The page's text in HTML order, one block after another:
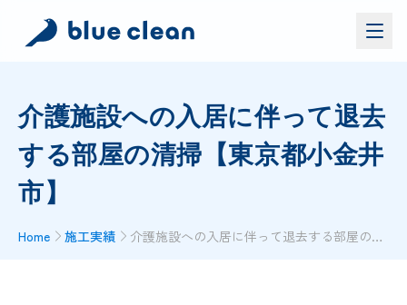
サービス
バイオリカバリー®
施工実績
ブルークリーンについて
介護施設への入居に伴って退去
する部屋の清掃【東京都小金井
市】
Home 施工実績 介護施設への入居に伴って退去する部屋の清掃【東京都小金井市】